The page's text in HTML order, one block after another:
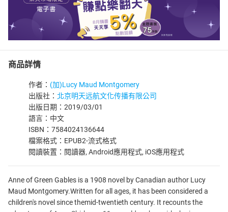
商品詳情
作者： (加)Lucy Maud Montgomery
出版社： 北京明天远航文化传播有限公司
出版日期：2019/03/01
語言：中文
ISBN：7584024136644
檔案格式：EPUB2-流式格式
閱讀裝置：閱讀器, Android應用程式, iOS應用程式
Anne of Green Gables is a 1908 novel by Canadian author Lucy
Maud Montgomery.Written for all ages, it has been considered a
children's novel since themid-twentieth century. It recounts the